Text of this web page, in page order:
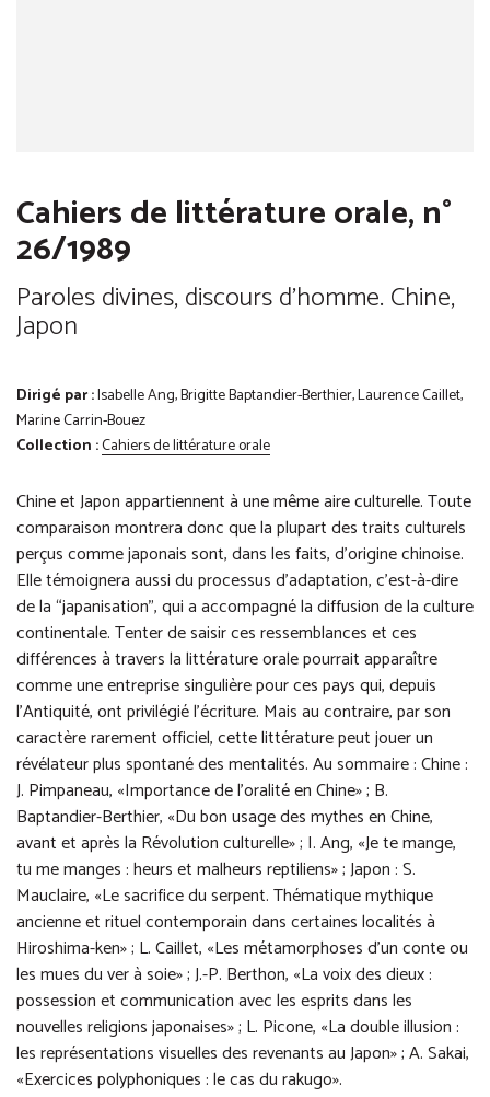
Cahiers de littérature orale, n°
26/1989
Paroles divines, discours d'homme. Chine,
Japon
Dirigé par :Isabelle Ang, Brigitte Baptandier-Berthier, Laurence Caillet,
Marine Carrin-Bouez
Collection :Cahiers de littérature orale
Chine et Japon appartiennent à une même aire culturelle. Toute
comparaison montrera donc que la plupart des traits culturels
perçus comme japonais sont, dans les faits, d’origine chinoise.
Elle témoignera aussi du processus d’adaptation, c’est-à-dire
de la “japanisation”, qui a accompagné la diffusion de la culture
continentale. Tenter de saisir ces ressemblances et ces
différences à travers la littérature orale pourrait apparaître
comme une entreprise singulière pour ces pays qui, depuis
l’Antiquité, ont privilégié l’écriture. Mais au contraire, par son
caractère rarement officiel, cette littérature peut jouer un
révélateur plus spontané des mentalités. Au sommaire : Chine :
J. Pimpaneau, «Importance de l’oralité en Chine» ; B.
Baptandier-Berthier, «Du bon usage des mythes en Chine,
avant et après la Révolution culturelle» ; I. Ang, «Je te mange,
tu me manges : heurs et malheurs reptiliens» ; Japon : S.
Mauclaire, «Le sacrifice du serpent. Thématique mythique
ancienne et rituel contemporain dans certaines localités à
Hiroshima-ken» ; L. Caillet, «Les métamorphoses d’un conte ou
les mues du ver à soie» ; J.-P. Berthon, «La voix des dieux :
possession et communication avec les esprits dans les
nouvelles religions japonaises» ; L. Picone, «La double illusion :
les représentations visuelles des revenants au Japon» ; A. Sakai,
«Exercices polyphoniques : le cas du rakugo».